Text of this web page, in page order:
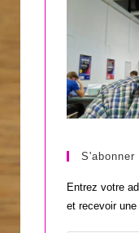
S'abonner
Entrez votre
et recevoir